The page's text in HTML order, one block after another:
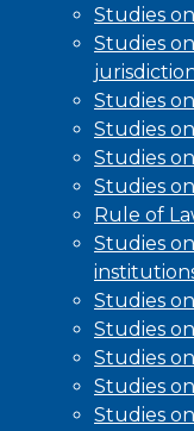
Studies
Studies
Studies
Studies
Studies
Studies
Rule of
Studies
Studies
Studies
Studies
Studies
Studies